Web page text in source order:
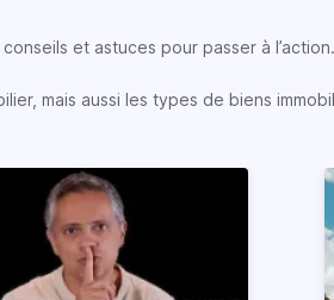
et astuces pour passer à l’action.
mais aussi les types de biens